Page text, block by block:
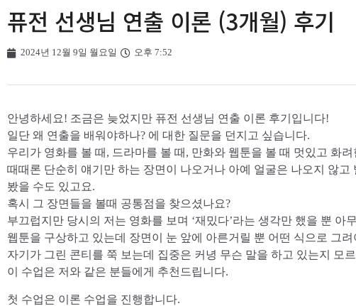
퓨전 선생님 연출 이론 (3개월) 후기
2024년 12월 9일 월요일 오후 7:52
안녕하세요! 조금은 늦었지만 퓨전 선생님 연출 이론 후기입니다!
일단 왜 연출을 배워야하나? 에 대한 질문을 던지고 싶습니다.
우리가 영화를 볼 때, 드라마를 볼 때, 만화와 웹툰을 볼 때 멋있고 화
때때론 단순히 얘기만 하는 장면이 나오거나 아예 얼굴은 나오지 않고
봤을 수도 있고요.
혹시 그 장면들을 볼때 공통점을 찾으셨나요?
부끄럽지만 당시의 저는 영화를 보며 ‘재밌다’라는 생각만 했을 뿐 아
웹툰을 구상하고 있는데 장면이 눈 앞에 아른거릴 뿐 어떤 식으로 그
자기가 그린 콘티를 쭉 보는데 집중은 커녕 무슨 말을 하고 있는지 모
이 수업은 저와 같은 분들에게 추천드립니다.
​첫 수업은 이론 수업을 진행합니다.